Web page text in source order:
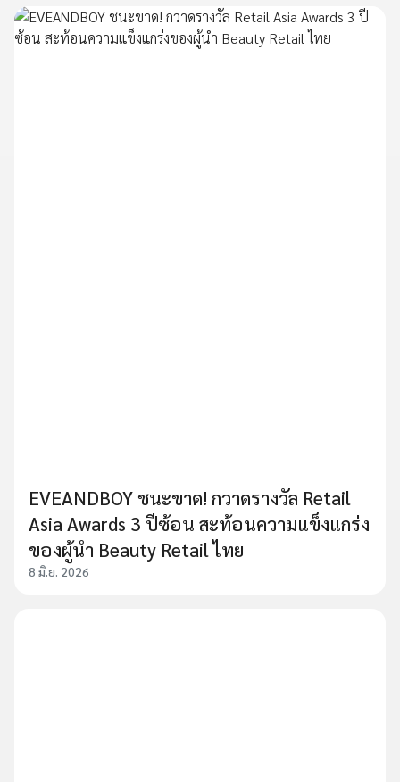
EVEANDBOY ชนะขาด! กวาดรางวัล Retail
Asia Awards 3 ปีซ้อน สะท้อนความแข็งแกร่ง
ของผู้นำ Beauty Retail ไทย
8 มิ.ย. 2026